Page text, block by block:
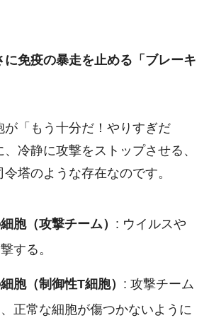
に免疫の暴走を止める「ブレーキ
が「もう十分だ！やりすぎだ
冷静に攻撃をストップさせる、
塔のような存在なのです。
胞（攻撃チーム） : ウイルスや
する。
胞（制御性T細胞） : 攻撃チーム
正常な細胞が傷つかないように